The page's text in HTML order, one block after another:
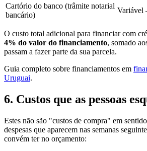
Cartório do banco (trâmite notarial
bancário)
Variável
O custo total adicional para financiar com
4% do valor do financiamento, somado
passam a fazer parte da sua parcela.
Guia completo sobre financiamentos em
Uruguai.
6. Custos que as pessoas
Estes não são "custos de compra" em
despesas que aparecem nas semanas
convém ter no orçamento: